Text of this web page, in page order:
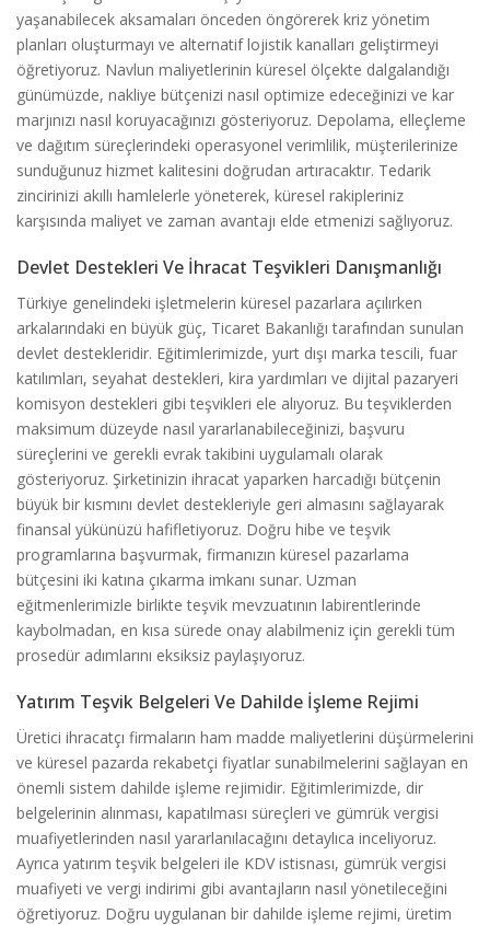
yaşanabilecek aksamaları önceden öngörerek kriz yönetim
planları oluşturmayı ve alternatif lojistik kanalları geliştirmeyi
öğretiyoruz. Navlun maliyetlerinin küresel ölçekte dalgalandığı
günümüzde, nakliye bütçenizi nasıl optimize edeceğinizi ve kar
marjınızı nasıl koruyacağınızı gösteriyoruz. Depolama, elleçleme
ve dağıtım süreçlerindeki operasyonel verimlilik, müşterilerinize
sunduğunuz hizmet kalitesini doğrudan artıracaktır. Tedarik
zincirinizi akıllı hamlelerle yöneterek, küresel rakipleriniz
karşısında maliyet ve zaman avantajı elde etmenizi sağlıyoruz.
Devlet Destekleri Ve İhracat Teşvikleri Danışmanlığı
Türkiye genelindeki işletmelerin küresel pazarlara açılırken
arkalarındaki en büyük güç, Ticaret Bakanlığı tarafından sunulan
devlet destekleridir. Eğitimlerimizde, yurt dışı marka tescili, fuar
katılımları, seyahat destekleri, kira yardımları ve dijital pazaryeri
komisyon destekleri gibi teşvikleri ele alıyoruz. Bu teşviklerden
maksimum düzeyde nasıl yararlanabileceğinizi, başvuru
süreçlerini ve gerekli evrak takibini uygulamalı olarak
gösteriyoruz. Şirketinizin ihracat yaparken harcadığı bütçenin
büyük bir kısmını devlet destekleriyle geri almasını sağlayarak
finansal yükünüzü hafifletiyoruz. Doğru hibe ve teşvik
programlarına başvurmak, firmanızın küresel pazarlama
bütçesini iki katına çıkarma imkanı sunar. Uzman
eğitmenlerimizle birlikte teşvik mevzuatının labirentlerinde
kaybolmadan, en kısa sürede onay alabilmeniz için gerekli tüm
prosedür adımlarını eksiksiz paylaşıyoruz.
Yatırım Teşvik Belgeleri Ve Dahilde İşleme Rejimi
Üretici ihracatçı firmaların ham madde maliyetlerini düşürmelerini
ve küresel pazarda rekabetçi fiyatlar sunabilmelerini sağlayan en
önemli sistem dahilde işleme rejimidir. Eğitimlerimizde, dir
belgelerinin alınması, kapatılması süreçleri ve gümrük vergisi
muafiyetlerinden nasıl yararlanılacağını detaylıca inceliyoruz.
Ayrıca yatırım teşvik belgeleri ile KDV istisnası, gümrük vergisi
muafiyeti ve vergi indirimi gibi avantajların nasıl yönetileceğini
öğretiyoruz. Doğru uygulanan bir dahilde işleme rejimi, üretim